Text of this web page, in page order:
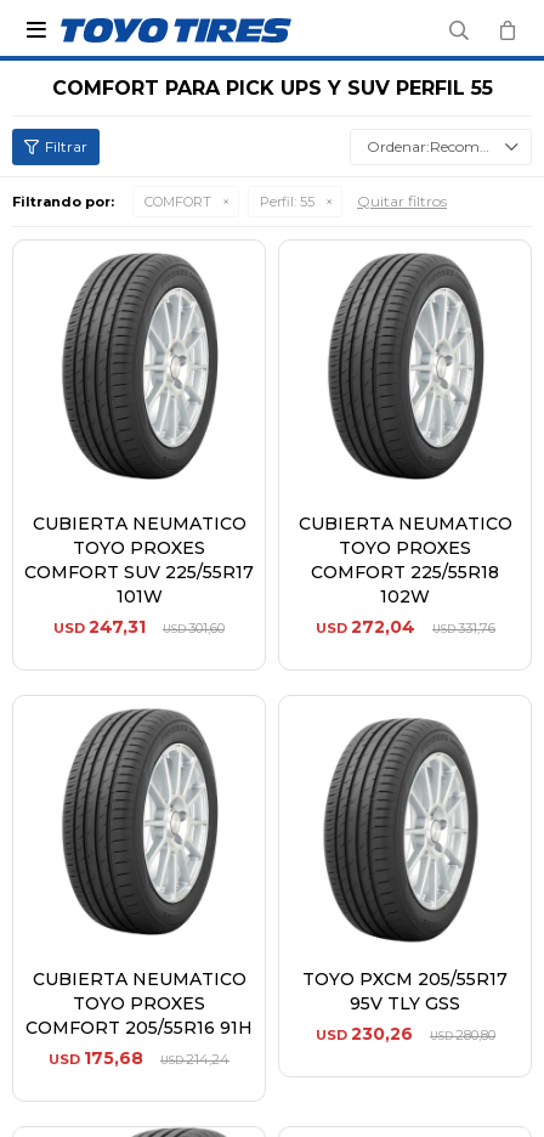

COMFORT PARA PICK UPS Y SUV PERFIL 55
Recomendados
Filtrando por: COMFORT Perfil: 55 Quitar filtros
CUBIERTA NEUMATICO
TOYO PROXES
COMFORT SUV 225/55R17
101W
USD 247,31 USD301,60
CUBIERTA NEUMATICO
TOYO PROXES
COMFORT 225/55R18
102W
USD 272,04 USD331,76
CUBIERTA NEUMATICO
TOYO PROXES
COMFORT 205/55R16 91H
USD 175,68 USD214,24
TOYO PXCM 205/55R17
95V TLY GSS
USD 230,26 USD280,80